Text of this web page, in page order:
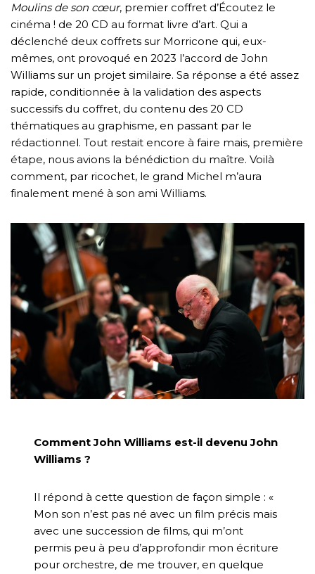
Moulins de son cœur, premier coffret d’Écoutez le
cinéma ! de 20 CD au format livre d’art. Qui a
déclenché deux coffrets sur Morricone qui, eux-
mêmes, ont provoqué en 2023 l’accord de John
Williams sur un projet similaire. Sa réponse a été assez
rapide, conditionnée à la validation des aspects
successifs du coffret, du contenu des 20 CD
thématiques au graphisme, en passant par le
rédactionnel. Tout restait encore à faire mais, première
étape, nous avions la bénédiction du maître. Voilà
comment, par ricochet, le grand Michel m’aura
finalement mené à son ami Williams.
Comment John Williams est-il devenu John
Williams ?
Il répond à cette question de façon simple : «
Mon son n’est pas né avec un film précis mais
avec une succession de films, qui m’ont
permis peu à peu d’approfondir mon écriture
pour orchestre, de me trouver, en quelque